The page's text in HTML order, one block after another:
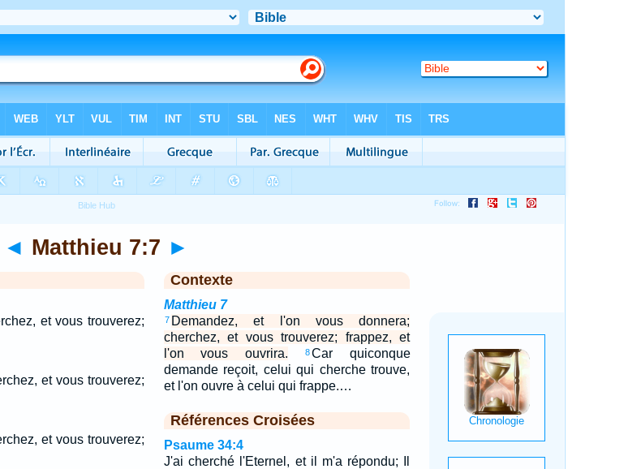
◄ Matthieu 7:7 ►
et vous trouverez;
et vous trouverez;
et vous trouverez;
Contexte
Matthieu 7
7 Demandez, et l'on vous donnera;
cherchez, et vous trouverez; frappez, et
l'on vous ouvrira.
8Car quiconque
demande reçoit, celui qui cherche trouve,
et l'on ouvre à celui qui frappe.…
Références Croisées
Psaume 34:4
J'ai cherché l'Eternel, et il m'a répondu; Il